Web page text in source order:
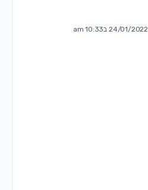
24/01/2022 ב10:33 am